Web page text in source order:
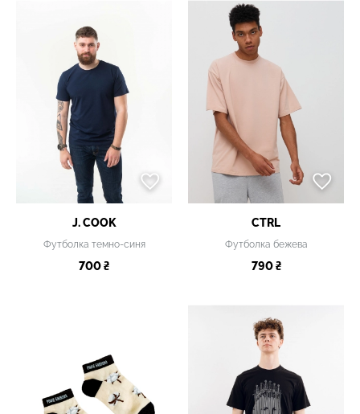
J. COOK
Футболка темно-синя
700 ₴
CTRL
Футболка бежева
790 ₴